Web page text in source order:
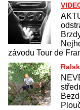
závodu Tour de